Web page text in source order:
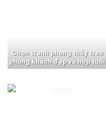
Chọn tranh phong thủy treo
phòng khách đẹp và hợp tuổi